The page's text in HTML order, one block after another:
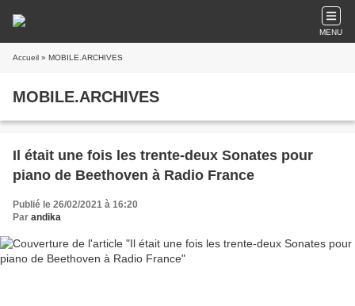
MENU
Accueil » MOBILE.ARCHIVES
MOBILE.ARCHIVES
Il était une fois les trente-deux Sonates pour
piano de Beethoven à Radio France
Publié le 26/02/2021 à 16:20
Par andika